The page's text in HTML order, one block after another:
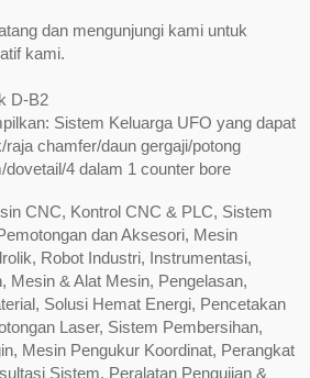
dan mengunjungi kami untuk
kami.
D-B2
Sistem Keluarga UFO yang dapat
chamfer/daun gergaji/potong
4 dalam 1 counter bore
CNC, Kontrol CNC & PLC, Sistem
dan Aksesori, Mesin
Robot Industri, Instrumentasi,
Mesin & Alat Mesin, Pengelasan,
Solusi Hemat Energi, Pencetakan
Laser, Sistem Pembersihan,
Mesin Pengukur Koordinat, Perangkat
Sistem, Peralatan Pengujian &